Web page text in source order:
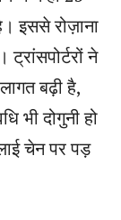
इससे रोज़ाना
ने
बढ़ी है,
भी दोगुनी हो
चेन पर पड़